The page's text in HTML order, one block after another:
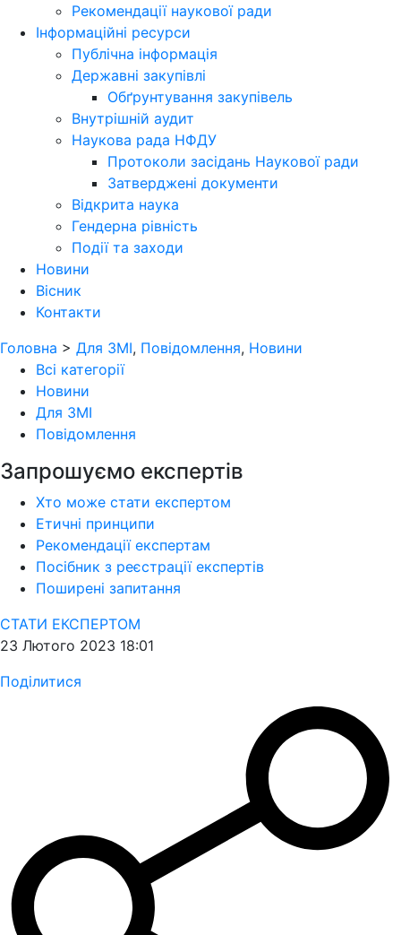
Рекомендації наукової ради
Інформаційні ресурси
Публічна інформація
Державні закупівлі
Обґрунтування закупівель
Внутрішній аудит
Наукова рада НФДУ
Протоколи засідань Наукової ради
Затверджені документи
Відкрита наука
Гендерна рівність
Події та заходи
Новини
Вісник
Контакти
Головна > Для ЗМІ, Повідомлення, Новини
Всі категорії
Новини
Для ЗМІ
Повідомлення
Запрошуємо експертів
Хто може стати експертом
Етичні принципи
Рекомендації експертам
Посібник з реєстрації експертів
Поширені запитання
СТАТИ ЕКСПЕРТОМ
23 Лютого 2023 18:01
Поділитися